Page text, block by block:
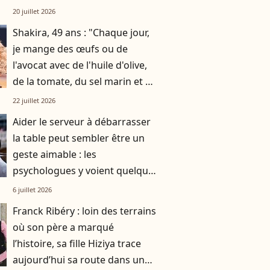
par gratitude
20 juillet 2026
Shakira, 49 ans : "Chaque jour,
je mange des œufs ou de
l'avocat avec de l'huile d'olive,
de la tomate, du sel marin et un
smoothie"
22 juillet 2026
Aider le serveur à débarrasser
la table peut sembler être un
geste aimable : les
psychologues y voient quelque
chose de bien plus profond.
6 juillet 2026
Franck Ribéry : loin des terrains
où son père a marqué
l’histoire, sa fille Hiziya trace
aujourd’hui sa route dans un